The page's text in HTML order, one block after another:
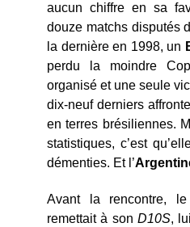
aucun chiffre en sa
douze matchs disputés
la dernière en 1998, un
perdu la moindre
organisé et une seule
dix-neuf derniers
en terres brésiliennes.
statistiques, c’est
démenties. Et l’
Avant la rencontre, le
remettait à son D10S,